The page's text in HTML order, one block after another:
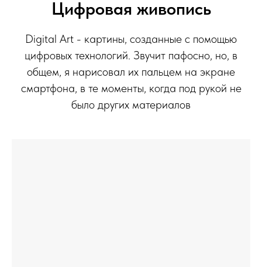
Цифровая живопись
Digital Art - картины, созданные с помощью
цифровых технологий. Звучит пафосно, но, в
общем, я нарисовал их пальцем на экране
смартфона, в те моменты, когда под рукой не
было других материалов